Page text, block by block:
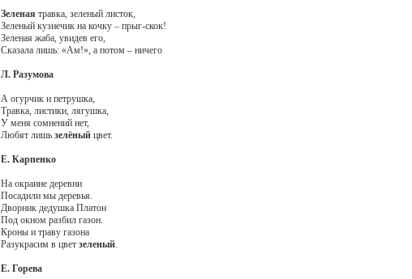
Зеленая травка, зеленый листок,
Зеленый кузнечик на кочку – прыг-скок!
Зеленая жаба, увидев его,
Сказала лишь: «Ам!», а потом – ничего
Л. Разумова
А огурчик и петрушка,
Травка, листики, лягушка,
У меня сомнений нет,
Любят лишьзелёный цвет.
Е. Карпенко
На окраине деревни
Посадили мы деревья.
Дворник дедушка Платон
Под окном разбил газон.
Кроны и траву газона
Разукрасим в цветзеленый.
Е. Горева